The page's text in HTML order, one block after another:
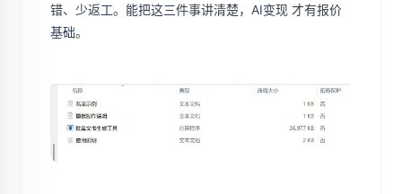
错、少返工。能把这三件事讲清楚，AI变现 才有报价
基础。